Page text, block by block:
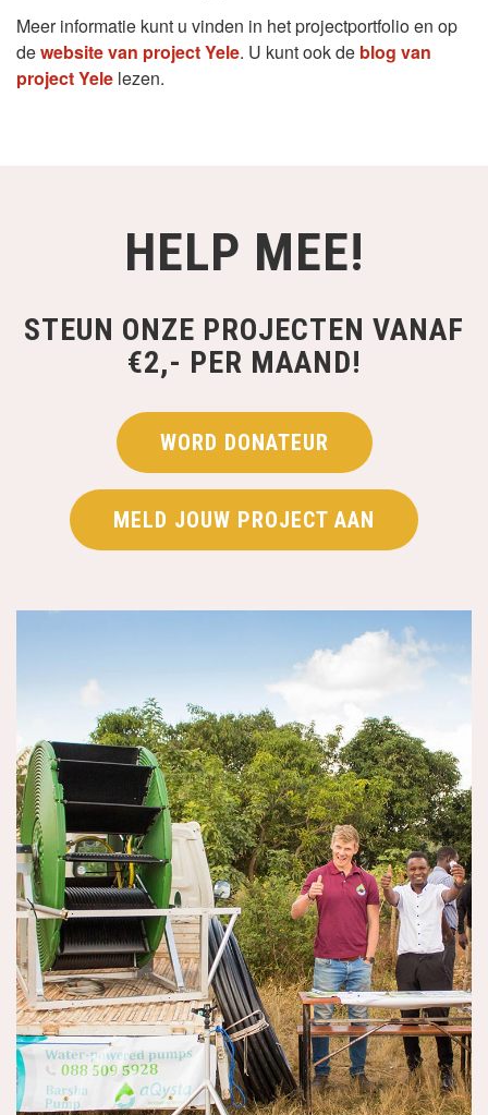
Meer informatie kunt u vinden in het projectportfolio en op
dewebsite van project Yele. U kunt ook de blog van
project Yele lezen.
HELP MEE!
STEUN ONZE PROJECTEN VANAF
€2,- PER MAAND!
WORD DONATEUR
MELD JOUW PROJECT AAN